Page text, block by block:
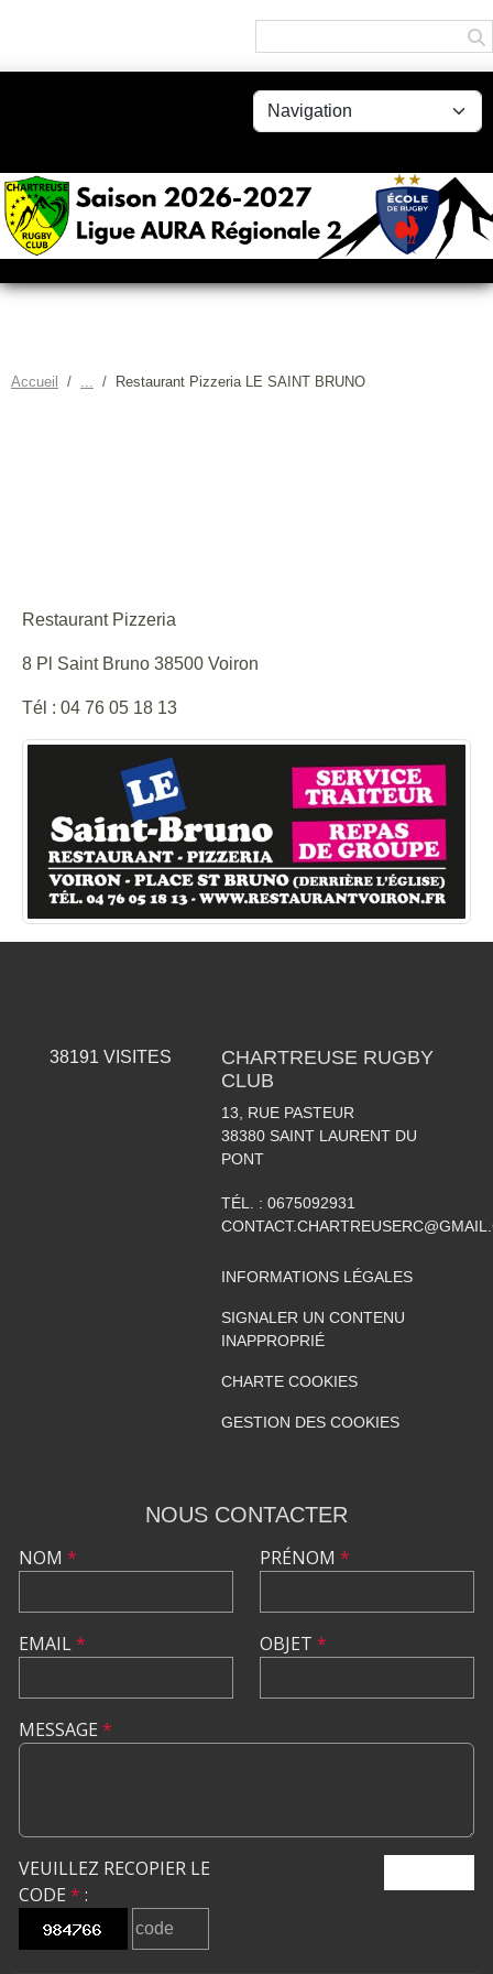
Accueil Restaurant Pizzeria LE SAINT BRUNO
Restaurant Pizzeria
8 Pl Saint Bruno 38500 Voiron
Tél : 04 76 05 18 13
38191 VISITES
CHARTREUSE RUGBY
CLUB
13, RUE PASTEUR
38380 SAINT LAURENT DU
PONT
TÉL. : 0675092931
INFORMATIONS LÉGALES
SIGNALER UN CONTENU
INAPPROPRIÉ
CHARTE COOKIES
GESTION DES COOKIES
NOUS CONTACTER
NOM *
EMAIL*
PRÉNOM *
OBJET *
MESSAGE *
VEUILLEZ RECOPIER LE
CODE * :